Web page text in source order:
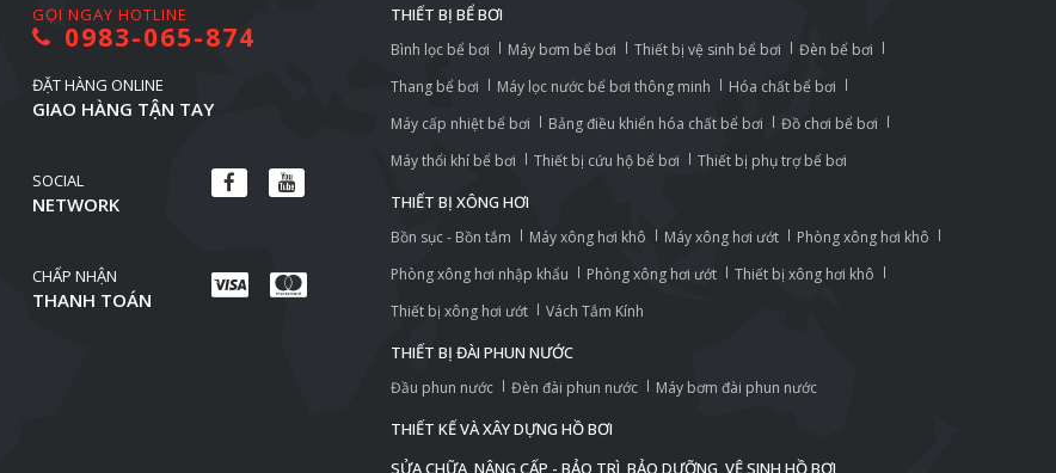
GỌI NGAY HOTLINE
0983-065-874
ĐẶT HÀNG ONLINE
GIAO HÀNG TẬN TAY
SOCIAL
NETWORK
CHẤP NHẬN
THANH TOÁN
THIẾT BỊ BỂ BƠI
Bình lọc bể bơi Máy bơm bể bơi Thiết bị vệ sinh bể bơi
Đèn bể bơi
Thang bể bơi
Máy lọc nước bể bơi thông minh
Hóa chất bể bơi
Máy cấp nhiệt bể bơi
Bảng điều khiển hóa chất bể bơi
Đồ chơi bể bơi
Máy thổi khí bể bơi
Thiết bị cứu hộ bể bơi Thiết bị phụ trợ bể bơi
THIẾT BỊ XÔNG HƠI
Bồn sục - Bồn tắm Máy xông hơi khô Máy xông hơi ướt
Phòng xông hơi khô
Phòng xông hơi nhập khẩu
Phòng xông hơi ướt
Thiết bị xông hơi khô
Thiết bị xông hơi ướt
Vách Tắm Kính
THIẾT BỊ ĐÀI PHUN NƯỚC
Đầu phun nước Đèn đài phun nước Máy bơm đài phun nước
THIẾT KẾ VÀ XÂY DỰNG HỒ BƠI
SỬA CHỮA, NÂNG CẤP - BẢO TRÌ, BẢO DƯỠNG, VỆ SINH HỒ BƠI